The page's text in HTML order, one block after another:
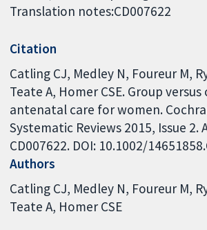
Translation notes:CD007622
Citation
Catling CJ, Medley N, Foureur M,
Teate A, Homer CSE. Group
antenatal care for women.
Systematic Reviews 2015, Issue 2.
CD007622. DOI: 10.1002/
Authors
Catling CJ Medley N Foureur M
Teate A Homer CSE